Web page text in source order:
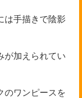
は手描きで陰影
が加えられてい
のワンピースを